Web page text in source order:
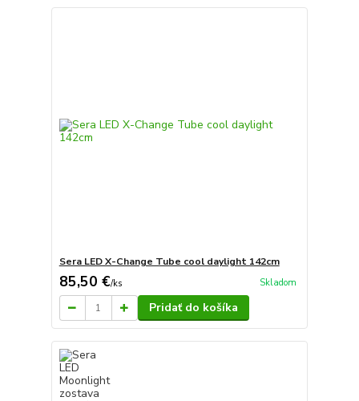
Sera LED X-Change Tube cool daylight 142cm
85,50 €/ks Skladom
Pridať do košíka